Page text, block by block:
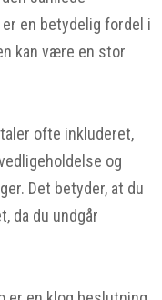
en betydelig fordel i
kan være en stor
ofte inkluderet,
og
Det betyder, at du
da du undgår